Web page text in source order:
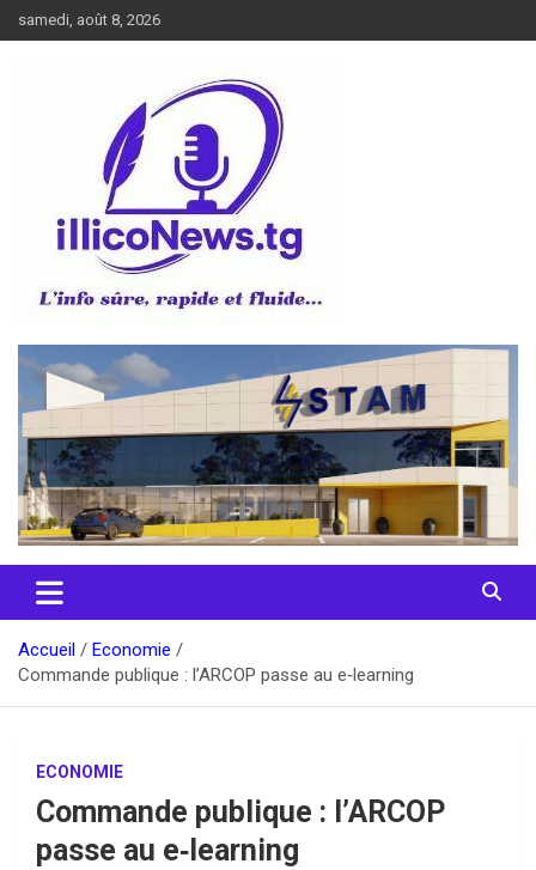
au
samedi, août 8, 2026
illiconews
Accueil
Economie
Commande publique : l’ARCOP passe au e‑learning
ECONOMIE
Commande publique : l’ARCOP
passe au e‑learning